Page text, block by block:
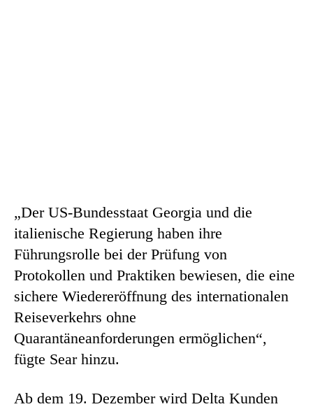
„Der US-Bundesstaat Georgia und die
italienische Regierung haben ihre
Führungsrolle bei der Prüfung von
Protokollen und Praktiken bewiesen, die eine
sichere Wiedereröffnung des internationalen
Reiseverkehrs ohne
Quarantäneanforderungen ermöglichen“,
fügte Sear hinzu.
Ab dem 19. Dezember wird Delta Kunden